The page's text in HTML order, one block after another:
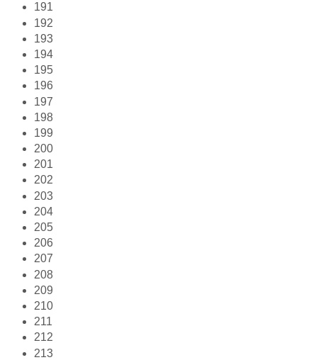
191
192
193
194
195
196
197
198
199
200
201
202
203
204
205
206
207
208
209
210
211
212
213